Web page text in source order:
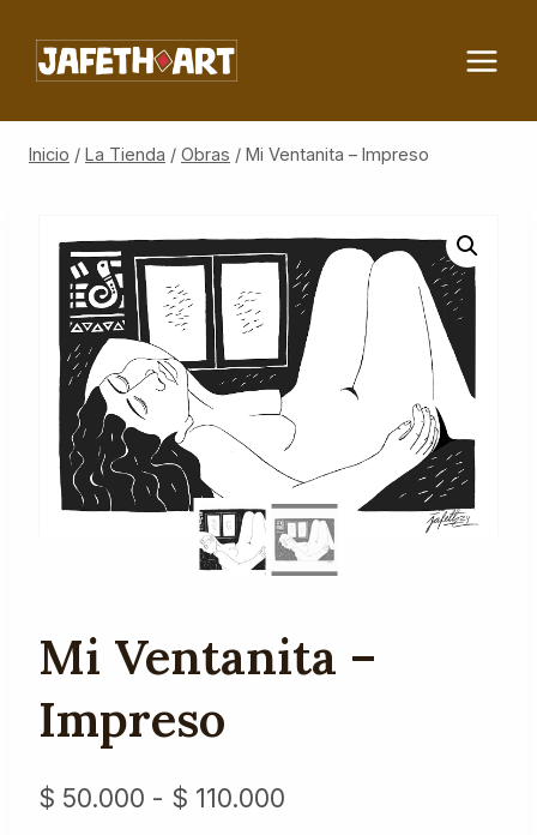
contenido
Inicio / La Tienda / Obras / Mi Ventanita – Impreso
Mi Ventanita –
Impreso
$ 50.000 - $ 110.000